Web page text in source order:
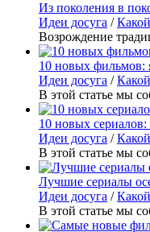
Из поколения в
Идеи досуга /
Возрождение
10 новых фильмов:
Идеи досуга /
В этой статье мы
10 новых сериалов:
Идеи досуга /
В этой статье мы
Лучшие сериалы
Идеи досуга /
В этой статье мы